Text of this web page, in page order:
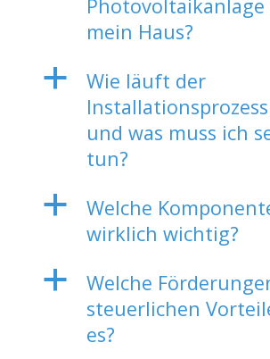
mein Haus?
a
Wie läuft der
und was muss ich
tun?
a
Welche
wirklich wichtig?
a
Welche
steuerlichen
es?